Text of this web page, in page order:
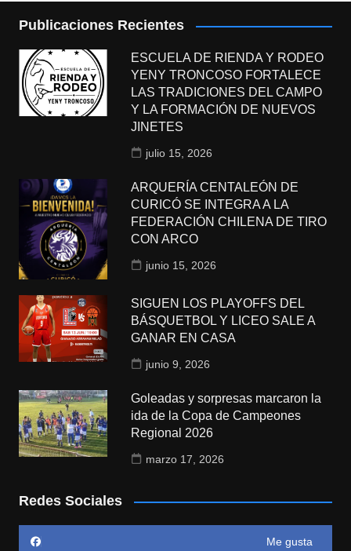
Publicaciones Recientes
ESCUELA DE RIENDA Y RODEO
YENY TRONCOSO FORTALECE
LAS TRADICIONES DEL CAMPO
Y LA FORMACIÓN DE NUEVOS
JINETES
julio 15, 2026
ARQUERÍA CENTALEÓN DE
CURICÓ SE INTEGRA A LA
FEDERACIÓN CHILENA DE TIRO
CON ARCO
junio 15, 2026
SIGUEN LOS PLAYOFFS DEL
BÁSQUETBOL Y LICEO SALE A
GANAR EN CASA
junio 9, 2026
Goleadas y sorpresas marcaron la
ida de la Copa de Campeones
Regional 2026
marzo 17, 2026
Redes Sociales
Me gusta